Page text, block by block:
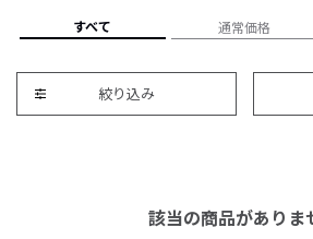
すべて 通常価格
絞り込み
該当の商品がありま